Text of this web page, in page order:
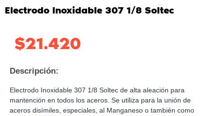
Electrodo Inoxidable 307 1/8 Soltec
$21.420
Descripción:
Electrodo Inoxidable 307 1/8 Soltec de alta aleación para
mantención en todos los aceros. Se utiliza para la unión de
aceros disímiles, especiales, al Manganeso o también como